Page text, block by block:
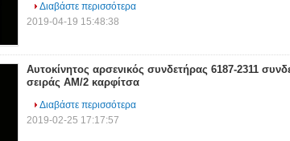
Διαβάστε περισσότερα
2019-04-19 15:48:38
Αυτοκίνητος αρσενικός συνδετήρας 6187-2311
σειράς ΑΜ/2 καρφίτσα
Διαβάστε περισσότερα
2019-02-25 17:17:57